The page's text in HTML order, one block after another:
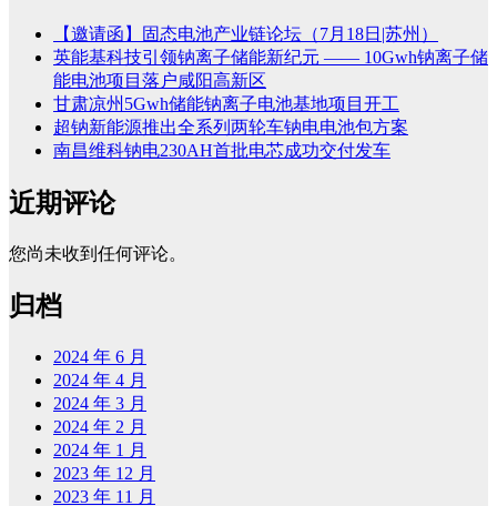
【邀请函】固态电池产业链论坛（7月18日|苏州）
英能基科技引领钠离子储能新纪元 —— 10Gwh钠离子储
能电池项目落户咸阳高新区
甘肃凉州5Gwh储能钠离子电池基地项目开工
超钠新能源推出全系列两轮车钠电电池包方案
南昌维科钠电230AH首批电芯成功交付发车
近期评论
您尚未收到任何评论。
归档
2024 年 6 月
2024 年 4 月
2024 年 3 月
2024 年 2 月
2024 年 1 月
2023 年 12 月
2023 年 11 月